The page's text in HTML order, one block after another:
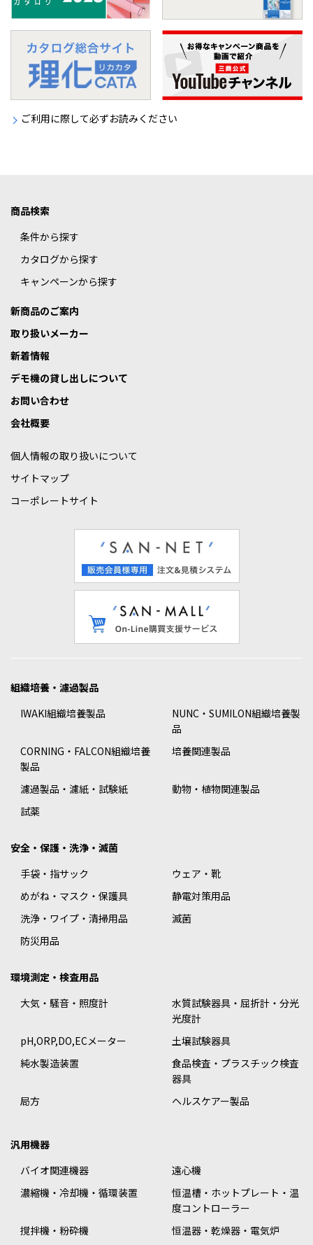
ご利用に際して必ずお読みください
商品検索
条件から探す
カタログから探す
キャンペーンから探す
新商品のご案内
取り扱いメーカー
新着情報
デモ機の貸し出しについて
お問い合わせ
会社概要
個人情報の取り扱いについて
サイトマップ
コーポレートサイト
組織培養・濾過製品
IWAKI組織培養製品
NUNC・SUMILON組織培養製
品
CORNING・FALCON組織培養
製品
培養関連製品
濾過製品・濾紙・試験紙
動物・植物関連製品
試薬
安全・保護・洗浄・滅菌
手袋・指サック
ウェア・靴
めがね・マスク・保護具
静電対策用品
洗浄・ワイプ・清掃用品
滅菌
防災用品
環境測定・検査用品
大気・騒音・照度計
水質試験器具・屈折計・分光
光度計
pH,ORP,DO,ECメーター
土壌試験器具
純水製造装置
食品検査・プラスチック検査
器具
局方
ヘルスケアー製品
汎用機器
バイオ関連機器
遠心機
濃縮機・冷却機・循環装置
恒温槽・ホットプレート・温
度コントローラー
撹拌機・粉砕機
恒温器・乾燥器・電気炉